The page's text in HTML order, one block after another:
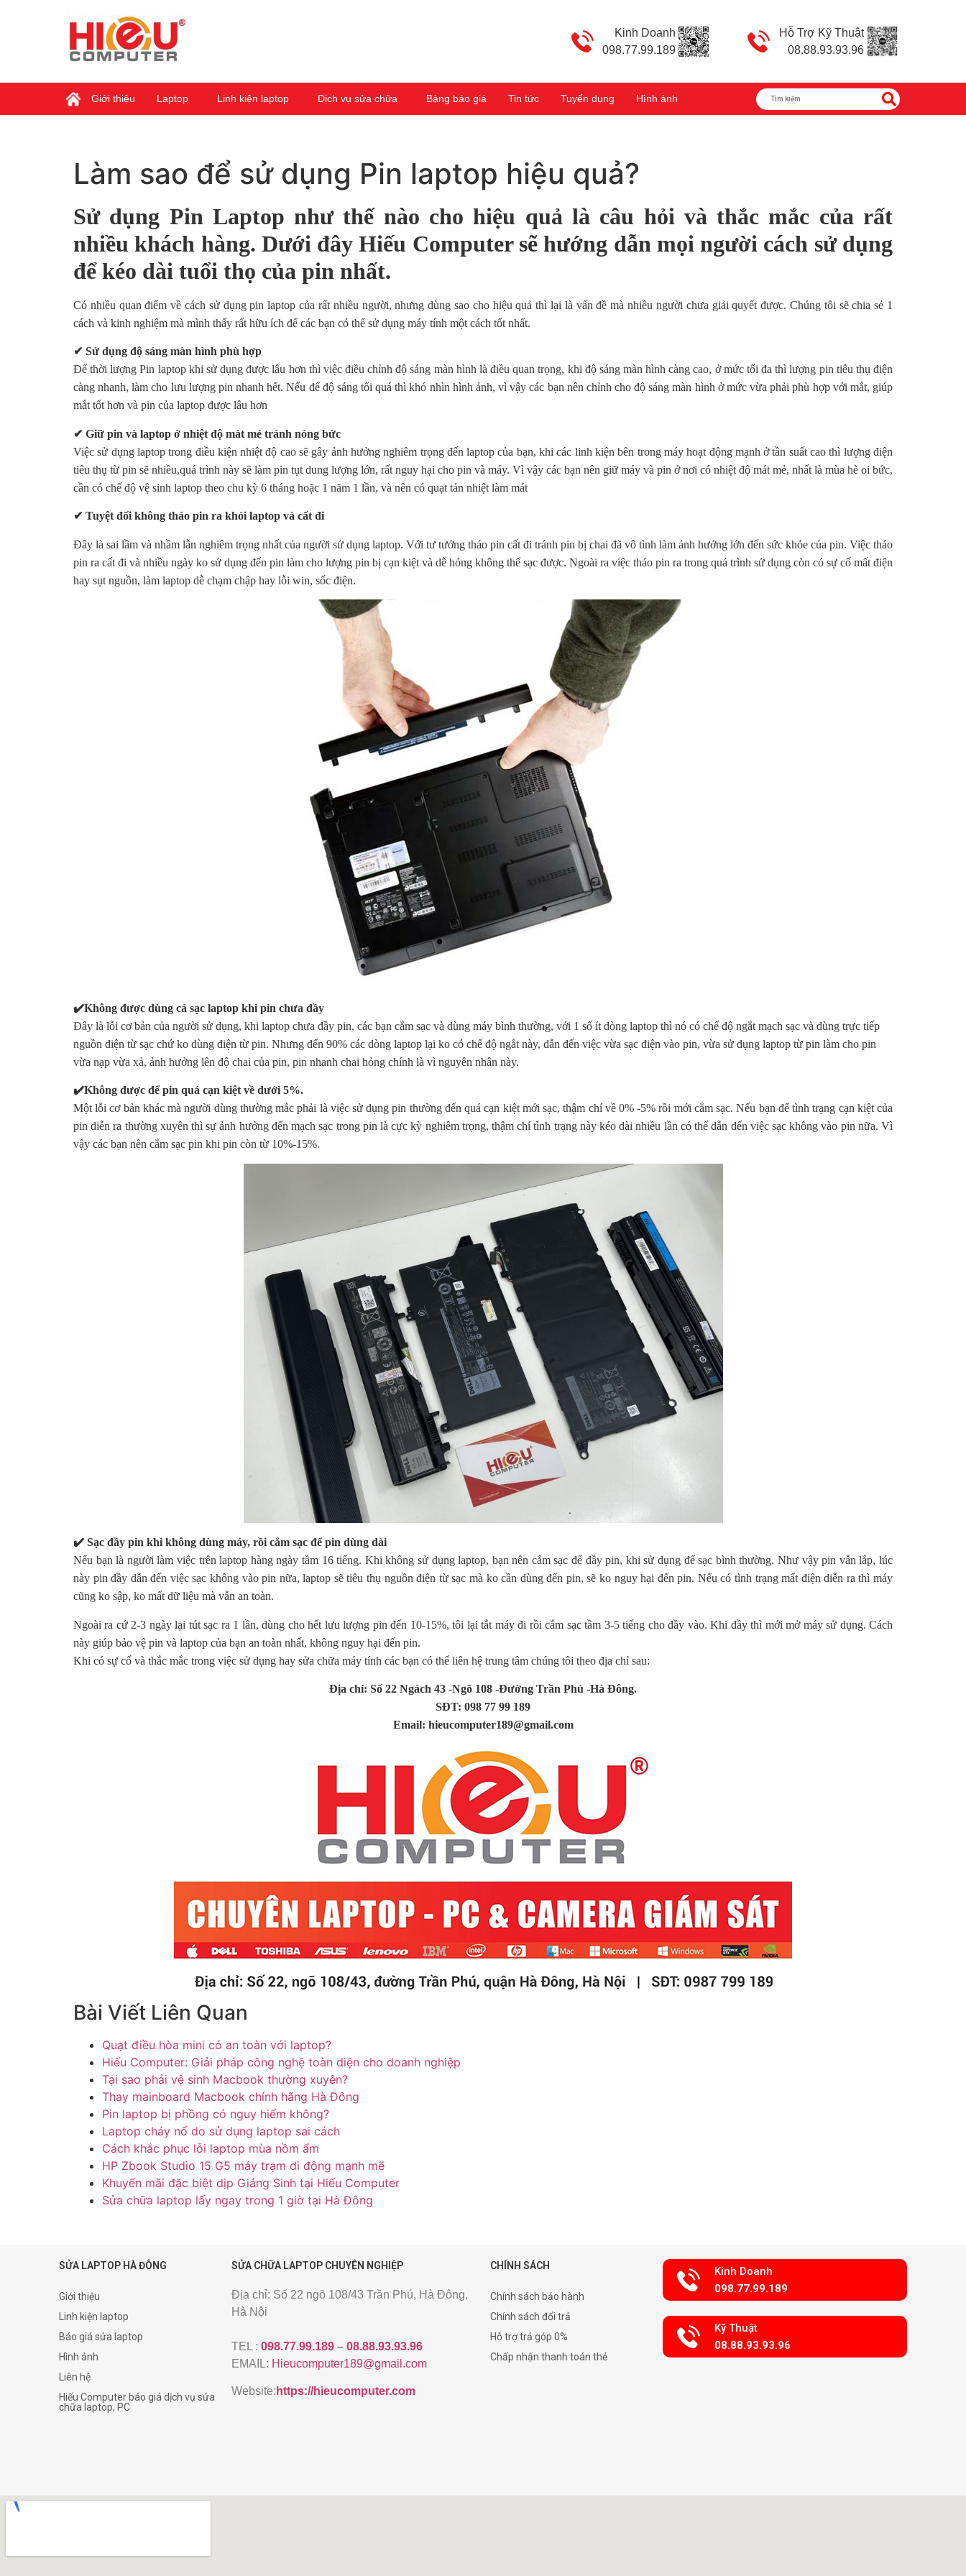
Kinh Doanh
098.77.99.189
Hỗ Trợ Kỹ Thuật
08.88.93.93.96
Giới thiệu Laptop Linh kiện laptop Dịch vụ sửa chữa Bảng báo giá Tin tức Tuyển dụng Hình ảnh
Làm sao để sử dụng Pin laptop hiệu quả?
Sử dụng Pin Laptop như thế nào cho hiệu quả là câu hỏi và thắc mắc của rất
nhiều khách hàng. Dưới đây Hiếu Computer sẽ hướng dẫn mọi người cách sử dụng
để kéo dài tuổi thọ của pin nhất.
Có nhiều quan điểm về cách sử dụng pin laptop của rất nhiều người, nhưng dùng sao cho hiệu quả thì lại là vấn đề mà nhiều người chưa giải quyết được. Chúng tôi sẽ chia sẻ 1
cách và kinh nghiệm mà mình thấy rất hữu ích để các bạn có thể sử dụng máy tính một cách tốt nhất.
✔ Sử dụng độ sáng màn hình phù hợp
Để thời lượng Pin laptop khi sử dụng được lâu hơn thì việc điều chỉnh độ sáng màn hình là điều quan trọng, khi độ sáng màn hình càng cao, ở mức tối đa thì lượng pin tiêu thụ điện
càng nhanh, làm cho lưu lượng pin nhanh hết. Nếu để độ sáng tối quá thì khó nhìn hình ảnh, vì vậy các bạn nên chỉnh cho độ sáng màn hình ở mức vừa phải phù hợp với mắt, giúp
mắt tốt hơn và pin của laptop được lâu hơn
✔ Giữ pin và laptop ở nhiệt độ mát mẻ tránh nóng bức
Việc sử dụng laptop trong điều kiện nhiệt độ cao sẽ gây ảnh hưởng nghiêm trọng đến laptop của bạn, khi các linh kiện bên trong máy hoạt động mạnh ở tần suất cao thì lượng điện
tiêu thụ từ pin sẽ nhiều,quá trình này sẽ làm pin tụt dung lượng lớn, rất nguy hại cho pin và máy. Vì vậy các bạn nên giữ máy và pin ở nơi có nhiệt độ mát mẻ, nhất là mùa hè oi bức,
cần có chế độ vệ sinh laptop theo chu kỳ 6 tháng hoặc 1 năm 1 lần, và nên có quạt tản nhiệt làm mát
✔ Tuyệt đối không tháo pin ra khỏi laptop và cất đi
Đây là sai lầm và nhầm lẫn nghiêm trọng nhất của người sử dụng laptop. Với tư tưởng tháo pin cất đi tránh pin bị chai đã vô tình làm ảnh hưởng lớn đến sức khỏe của pin. Việc tháo
pin ra cất đi và nhiều ngày ko sử dụng đến pin làm cho lượng pin bị cạn kiệt và dễ hỏng không thể sạc được. Ngoài ra việc tháo pin ra trong quá trình sử dụng còn có sự cố mất điện
hay sụt nguồn, làm laptop dễ chạm chập hay lỗi win, sốc điện.
✔️Không được dùng cả sạc laptop khi pin chưa đầy
Đây là lỗi cơ bản của người sử dụng, khi laptop chưa đầy pin, các bạn cắm sạc và dùng máy bình thường, với 1 số ít dòng laptop thì nó có chế độ ngắt mạch sạc và dùng trực tiếp
nguồn điện từ sạc chứ ko dùng điện từ pin. Nhưng đến 90% các dòng laptop lại ko có chế độ ngắt này, dẫn đến việc vừa sạc điện vào pin, vừa sử dụng laptop từ pin làm cho pin
vừa nạp vừa xả, ảnh hưởng lên độ chai của pin, pin nhanh chai hỏng chính là vì nguyên nhân này.
✔️Không được để pin quá cạn kiệt về dưới 5%.
Một lỗi cơ bản khác mà người dùng thường mắc phải là việc sử dụng pin thường đến quá cạn kiệt mới sạc, thậm chí về 0% -5% rồi mới cắm sạc. Nếu bạn để tình trạng cạn kiệt của
pin diễn ra thường xuyên thì sự ảnh hưởng đến mạch sạc trong pin là cực kỳ nghiêm trọng, thậm chí tình trạng này kéo dài nhiều lần có thể dẫn đến việc sạc không vào pin nữa. Vì
vậy các bạn nên cắm sạc pin khi pin còn từ 10%-15%.
✔️ Sạc đầy pin khi không dùng máy, rồi cắm sạc để pin dùng dài
Nếu bạn là người làm việc trên laptop hàng ngày tầm 16 tiếng. Khi không sử dụng laptop, bạn nên cắm sạc để đầy pin, khi sử dụng để sạc bình thường. Như vậy pin vẫn lắp, lúc
này pin đầy dẫn đến việc sạc không vào pin nữa, laptop sẽ tiêu thụ nguồn điện từ sạc mà ko cần dùng đến pin, sẽ ko nguy hại đến pin. Nếu có tình trạng mất điện diễn ra thì máy
cũng ko sập, ko mất dữ liệu mà vẫn an toàn.
Ngoài ra cứ 2-3 ngày lại tút sạc ra 1 lần, dùng cho hết lưu lượng pin đến 10-15%, tôi lại tắt máy đi rồi cắm sạc tầm 3-5 tiếng cho đầy vào. Khi đầy thì mới mở máy sử dụng. Cách
này giúp bảo vệ pin và laptop của bạn an toàn nhất, không nguy hại đến pin.
Khi có sự cố và thắc mắc trong việc sử dụng hay sửa chữa máy tính các bạn có thể liên hệ trung tâm chúng tôi theo địa chỉ sau:
Địa chỉ: Số 22 Ngách 43 -Ngõ 108 -Đường Trần Phú -Hà Đông.
SĐT: 098 77 99 189
Email: hieucomputer189@gmail.com
Bài Viết Liên Quan
Quạt điều hòa mini có an toàn với laptop?
Hiếu Computer: Giải pháp công nghệ toàn diện cho doanh nghiệp
Tại sao phải vệ sinh Macbook thường xuyên?
Thay mainboard Macbook chính hãng Hà Đông
Pin laptop bị phồng có nguy hiểm không?
Laptop cháy nổ do sử dụng laptop sai cách
Cách khắc phục lỗi laptop mùa nồm ẩm
HP Zbook Studio 15 G5 máy trạm di động mạnh mẽ
Khuyến mãi đặc biệt dịp Giáng Sinh tại Hiếu Computer
Sửa chữa laptop lấy ngay trong 1 giờ tại Hà Đông
SỬA LAPTOP HÀ ĐÔNG
Giới thiệu
Linh kiện laptop
Báo giá sửa laptop
Hình ảnh
Liên hệ
Hiếu Computer báo giá dịch vụ sửa
chữa laptop, PC
SỬA CHỮA LAPTOP CHUYÊN NGHIỆP
Địa chỉ: Số 22 ngõ 108/43 Trần Phú, Hà Đông,
Hà Nội
TEL : 098.77.99.189 – 08.88.93.93.96
EMAIL: Hieucomputer189@gmail.com
Website: https://hieucomputer.com
CHÍNH SÁCH
Chính sách bảo hành
Chính sách đổi trả
Hỗ trợ trả góp 0%
Chấp nhận thanh toán thẻ
Kinh Doanh
098.77.99.189
Kỹ Thuật
08.88.93.93.96